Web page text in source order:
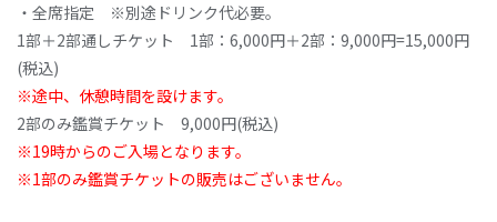
・全席指定 ※別途ドリンク代必要。
1部＋2部通しチケット 1部：6,000円＋2部：9,000円=15,000円
(税込)
※途中、休憩時間を設けます。
2部のみ鑑賞チケット 9,000円(税込)
※19時からのご入場となります。
※1部のみ鑑賞チケットの販売はございません。